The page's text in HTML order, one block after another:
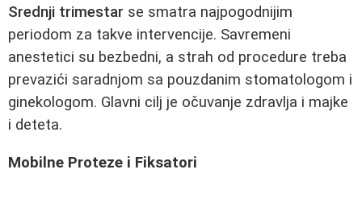
Srednji trimestar se smatra najpogodnijim
periodom za takve intervencije. Savremeni
anestetici su bezbedni, a strah od procedure treba
prevazići saradnjom sa pouzdanim stomatologom i
ginekologom. Glavni cilj je očuvanje zdravlja i majke
i deteta.
Mobilne Proteze i Fiksatori